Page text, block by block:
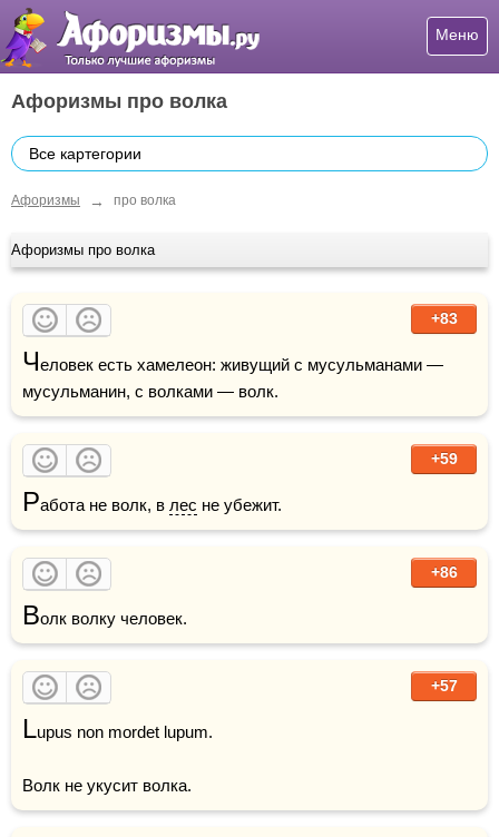
Меню
Афоризмы про волка
Все картегории
Афоризмы → про волка
Афоризмы про волка
+83
Человек есть хамелеон: живущий с мусульманами —
мусульманин, с волками — волк.
+59
Работа не волк, в лес не убежит.
+86
Волк волку человек.
+57
Lupus non mordet lupum.